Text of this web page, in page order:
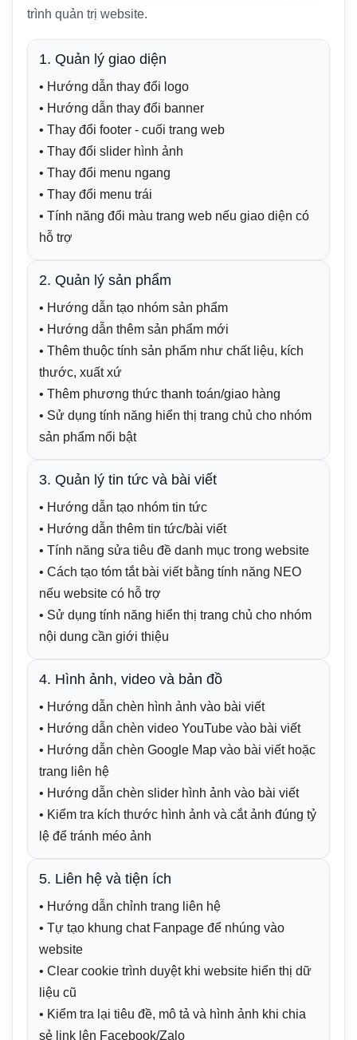
trình quản trị website.
1. Quản lý giao diện
• Hướng dẫn thay đổi logo
• Hướng dẫn thay đổi banner
• Thay đổi footer - cuối trang web
• Thay đổi slider hình ảnh
• Thay đổi menu ngang
• Thay đổi menu trái
• Tính năng đổi màu trang web nếu giao diện có
hỗ trợ
2. Quản lý sản phẩm
• Hướng dẫn tạo nhóm sản phẩm
• Hướng dẫn thêm sản phẩm mới
• Thêm thuộc tính sản phẩm như chất liệu, kích
thước, xuất xứ
• Thêm phương thức thanh toán/giao hàng
• Sử dụng tính năng hiển thị trang chủ cho nhóm
sản phẩm nổi bật
3. Quản lý tin tức và bài viết
• Hướng dẫn tạo nhóm tin tức
• Hướng dẫn thêm tin tức/bài viết
• Tính năng sửa tiêu đề danh mục trong website
• Cách tạo tóm tắt bài viết bằng tính năng NEO
nếu website có hỗ trợ
• Sử dụng tính năng hiển thị trang chủ cho nhóm
nội dung cần giới thiệu
4. Hình ảnh, video và bản đồ
• Hướng dẫn chèn hình ảnh vào bài viết
• Hướng dẫn chèn video YouTube vào bài viết
• Hướng dẫn chèn Google Map vào bài viết hoặc
trang liên hệ
• Hướng dẫn chèn slider hình ảnh vào bài viết
• Kiểm tra kích thước hình ảnh và cắt ảnh đúng tỷ
lệ để tránh méo ảnh
5. Liên hệ và tiện ích
• Hướng dẫn chỉnh trang liên hệ
• Tự tạo khung chat Fanpage để nhúng vào
website
• Clear cookie trình duyệt khi website hiển thị dữ
liệu cũ
• Kiểm tra lại tiêu đề, mô tả và hình ảnh khi chia
sẻ link lên Facebook/Zalo